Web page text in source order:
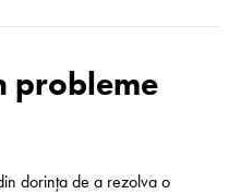
probleme
dorința de a rezolva o